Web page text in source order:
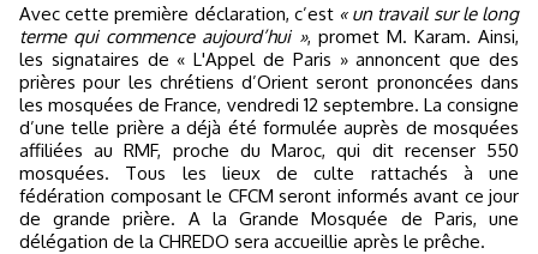
Avec cette première déclaration, c’est « un travail sur le long
terme qui commence aujourd’hui », promet M. Karam. Ainsi,
les signataires de « L'Appel de Paris » annoncent que des
prières pour les chrétiens d’Orient seront prononcées dans
les mosquées de France, vendredi 12 septembre. La consigne
d’une telle prière a déjà été formulée auprès de mosquées
affiliées au RMF, proche du Maroc, qui dit recenser 550
mosquées. Tous les lieux de culte rattachés à une
fédération composant le CFCM seront informés avant ce jour
de grande prière. A la Grande Mosquée de Paris, une
délégation de la CHREDO sera accueillie après le prêche.